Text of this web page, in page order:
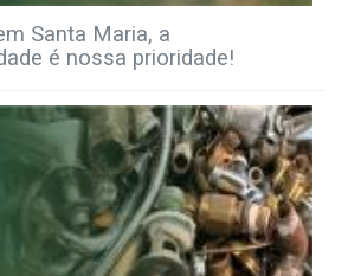
Santa Maria, a
é nossa prioridade!